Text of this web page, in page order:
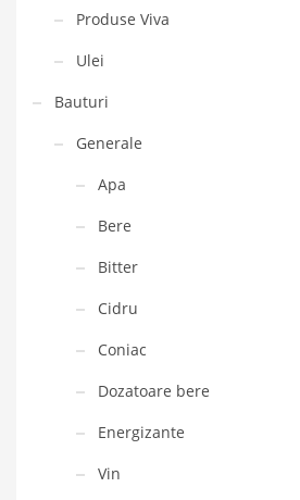
Produse Viva
Ulei
Bauturi
Generale
Apa
Bere
Bitter
Cidru
Coniac
Dozatoare bere
Energizante
Vin